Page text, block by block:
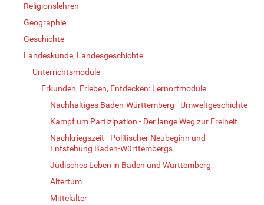
Religionslehren
Geographie
Geschichte
Landeskunde, Landesgeschichte
Unterrichtsmodule
Erkunden, Erleben, Entdecken: Lernortmodule
Nachhaltiges Baden-Württemberg - Umweltgeschichte
Kampf um Partizipation - Der lange Weg zur Freiheit
Nachkriegszeit - Politischer Neubeginn und
Entstehung Baden-Württembergs
Jüdisches Leben in Baden und Württemberg
Altertum
Mittelalter